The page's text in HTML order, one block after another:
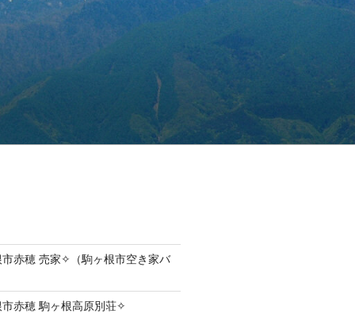
赤穂 売家✧（駒ヶ根市空き家バ
赤穂 駒ヶ根高原別荘✧